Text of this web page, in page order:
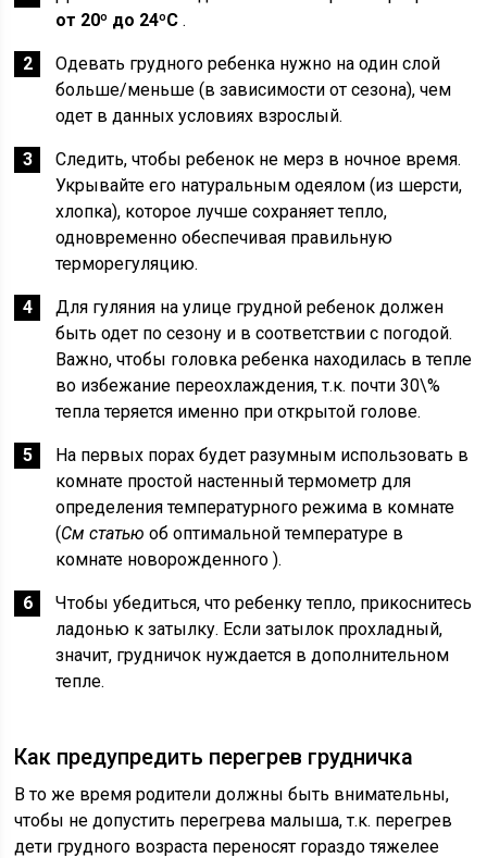
от 20º до 24ºС .
Одевать грудного ребенка нужно на один слой
больше/меньше (в зависимости от сезона), чем
одет в данных условиях взрослый.
Следить, чтобы ребенок не мерз в ночное время.
Укрывайте его натуральным одеялом (из шерсти,
хлопка), которое лучше сохраняет тепло,
одновременно обеспечивая правильную
терморегуляцию.
Для гуляния на улице грудной ребенок должен
быть одет по сезону и в соответствии с погодой.
Важно, чтобы головка ребенка находилась в тепле
во избежание переохлаждения, т.к. почти 30\%
тепла теряется именно при открытой голове.
На первых порах будет разумным использовать в
комнате простой настенный термометр для
определения температурного режима в комнате
(См статью об оптимальной температуре в
комнате новорожденного ).
Чтобы убедиться, что ребенку тепло, прикоснитесь
ладонью к затылку. Если затылок прохладный,
значит, грудничок нуждается в дополнительном
тепле.
Как предупредить перегрев грудничка
В то же время родители должны быть внимательны,
чтобы не допустить перегрева малыша, т.к. перегрев
дети грудного возраста переносят гораздо тяжелее